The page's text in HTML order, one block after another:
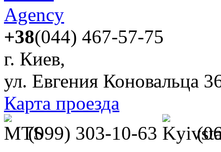
+38(044) 467-57-75
г. Киев,
ул. Евгения Коновальца
Карта проезда
(099) 303-10-63